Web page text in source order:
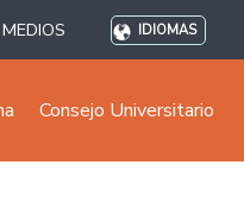
IDIOMAS
Consejo Universitario